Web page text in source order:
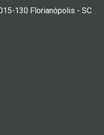
130 Florianópolis - SC